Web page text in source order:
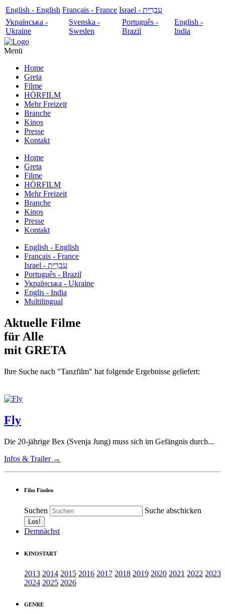
English - English Français - France
עִבְרִית - Israel
Українська -
Ukraine
Svenska -
Sweden
Português -
Brazil
English -
India
Menü
Home
Greta
Filme
HÖRFILM
Mehr Freizeit
Branche
Kinos
Presse
Kontakt
Home
Greta
Filme
HÖRFILM
Mehr Freizeit
Branche
Kinos
Presse
Kontakt
English - English
Français - France
עִבְרִית - Israel
Português - Brazil
Українська - Ukraine
Englis - India
Multilingual
Aktuelle Filme
für Alle
mit GRETA
Ihre Suche nach "Tanzfilm" hat folgende Ergebnisse geliefert:
Fly
Die 20-jährige Bex (Svenja Jung) muss sich im Gefängnis durch...
Infos & Trailer →
Film Finden
Suchen Suche abschicken
Demnächst
KINOSTART
2013 2014 2015 2016 2017 2018 2019 2020 2021 2022 2023
2024 2025 2026
GENRE